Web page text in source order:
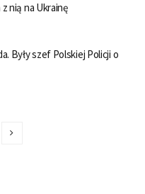
nią na Ukrainę
Były szef Polskiej Policji o